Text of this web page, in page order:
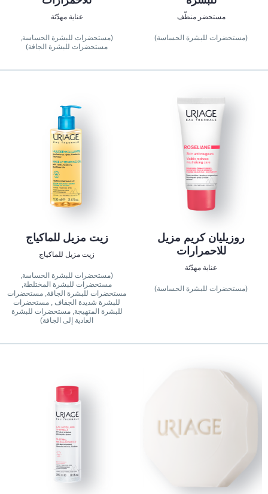
مستحضر منظّف
(مستحضرات للبشرة الحساسة)
عناية مهدّئة
(مستحضرات للبشرة الحساسة,
مستحضرات للبشرة الجافة)
روزيليان كريم مزيل
للاحمرارات
عناية مهدّئة
(مستحضرات للبشرة الحساسة)
زيت مزيل للماكياج
زيت مزيل للماكياج
(مستحضرات للبشرة الحساسة,
مستحضرات للبشرة المختلطة,
مستحضرات للبشرة الجافة, مستحضرات
للبشرة شديدة الجفاف , مستحضرات
للبشرة المتهيجة, مستحضرات للبشرة
العادية إلى الجافة)